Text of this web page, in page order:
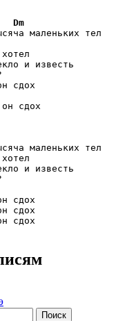
Dm
и известь
сдох
сдох
маленьких тел
и известь
сдох
сдох
сдох